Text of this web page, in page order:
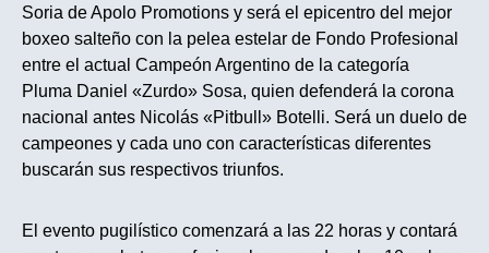
Soria de Apolo Promotions y será el epicentro del mejor
boxeo salteño con la pelea estelar de Fondo Profesional
entre el actual Campeón Argentino de la categoría
Pluma Daniel «Zurdo» Sosa, quien defenderá la corona
nacional antes Nicolás «Pitbull» Botelli. Será un duelo de
campeones y cada uno con características diferentes
buscarán sus respectivos triunfos.
El evento pugilístico comenzará a las 22 horas y contará